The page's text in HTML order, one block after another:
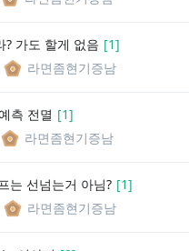
? 가도 할게 없음 [1]
라면좀현기증남
측 전멸 [1]
라면좀현기증남
는 선넘는거 아님? [1]
라면좀현기증남